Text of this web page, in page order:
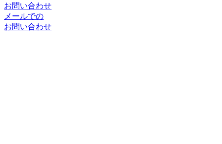
お問い合わせ
メールでの
お問い合わせ